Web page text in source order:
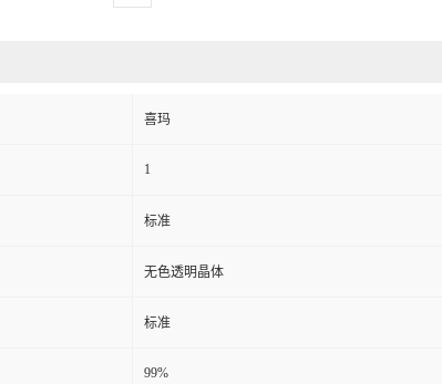
喜玛
1
标准
无色透明晶体
标准
99%